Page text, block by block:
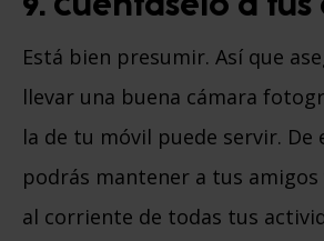
9. Cuéntaselo a
Está bien presumir. Así que
llevar una buena cámara
la de tu móvil puede servir. De
podrás mantener a tus
al corriente de todas tus